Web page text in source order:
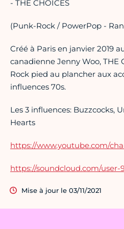
- THE CHOICES
(Punk-Rock / PowerPop -
Créé à Paris en janvier 2019
canadienne Jenny Woo, THE
Rock pied au plancher aux
influences 70s.
Les 3 influences: Buzzcocks,
Hearts
https://www.youtube.com/
https://soundcloud.com/user-
Mise à jour le 03/11/2021